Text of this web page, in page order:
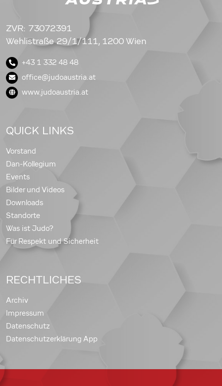
ZVR: 73072391
Wehlistraße 29/1/111, 1200 Wien
+43 1 332 48 48
office@judoaustria.at
www.judoaustria.at
QUICK LINKS
Vorstand
Dan-Kollegium
Events
Bilder und Videos
Downloads
Standorte
Was ist Judo?
Für Respekt und Sicherheit
RECHTLICHES
Archiv
Impressum
Datenschutz
Datenschutzerklärung App